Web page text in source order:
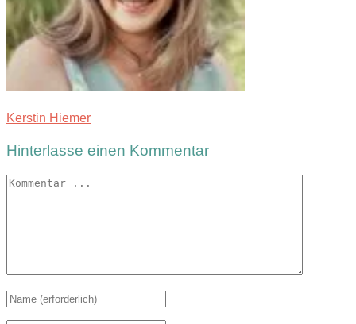
Kerstin Hiemer
Hinterlasse einen Kommentar